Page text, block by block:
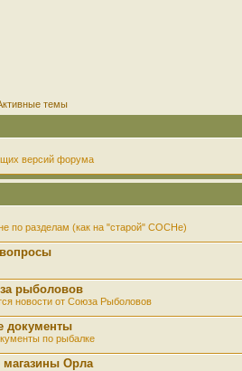
темы
версий форума
по разделам (как на "старой" СОСНе)
рыболовов
новости от Союза Рыболовов
документы
по рыбалке
Орла